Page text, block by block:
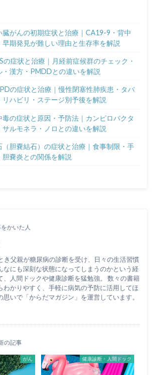
臓がんの初期症状と治療｜CA19-9・背中
早期発見が難しい理由と生存率を解説
の症状と治療｜月経前症候群のチェック・
・漢方・PMDDとの違いを解説
の症状と治療｜慢性閉塞性肺疾患・タバ
リハビリ・ステージ別予後を解説
毒の症状と原因・予防法｜カンピロバクタ
サルモネラ・ノロとの違いを解説
（胆嚢結石）の症状と治療｜食事制限・手
胆嚢炎との関係を解説
かいた人
き父親が糖尿病の診断を受け、日々の生活習慣
なにも深刻な状態になってしまうのかという経
、人間ドックや健康診断を猛勉強。 数々の書籍
わかりやすく、手軽に病気の予防に活用してほ
思いで「からだマガジン」を運営しています。
の記事
がん 健康診断・人間ドック